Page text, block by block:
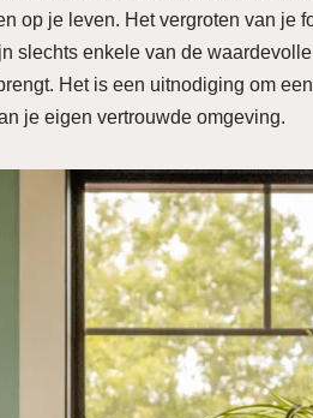
op je leven. Het vergroten van je
slechts enkele van de
Het is een uitnodiging om
je eigen vertrouwde omgeving.